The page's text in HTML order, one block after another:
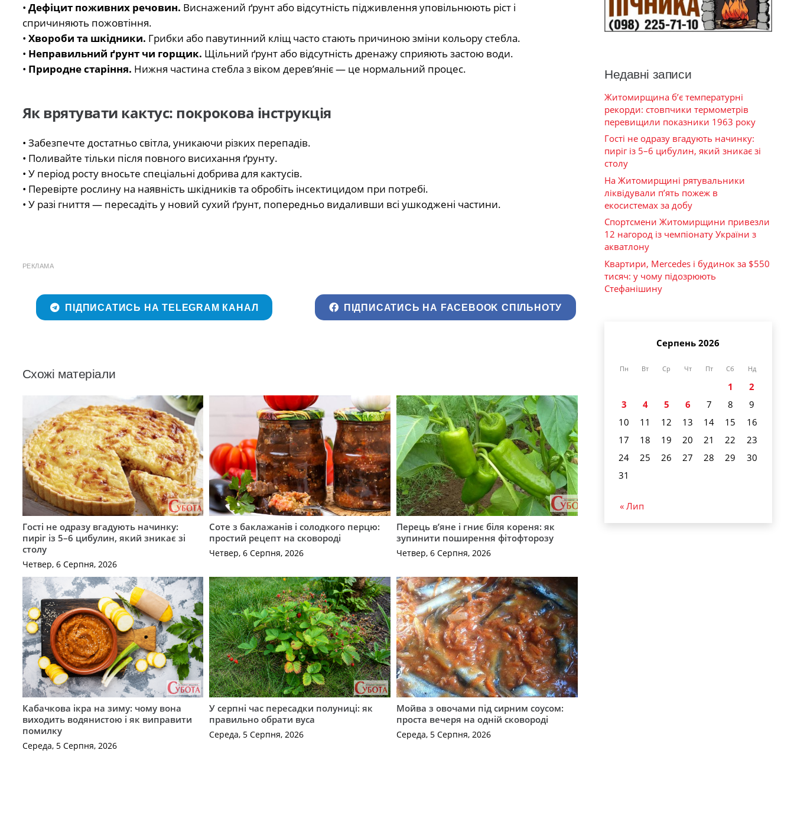
• Дефіцит поживних речовин. Виснажений ґрунт або відсутність підживлення уповільнюють ріст і
спричиняють пожовтіння.
• Хвороби та шкідники. Грибки або павутинний кліщ часто стають причиною зміни кольору стебла.
• Неправильний ґрунт чи горщик. Щільний ґрунт або відсутність дренажу сприяють застою води.
• Природне старіння. Нижня частина стебла з віком дерев’яніє — це нормальний процес.
Як врятувати кактус: покрокова інструкція
• Забезпечте достатньо світла, уникаючи різких перепадів.
• Поливайте тільки після повного висихання ґрунту.
• У період росту вносьте спеціальні добрива для кактусів.
• Перевірте рослину на наявність шкідників та обробіть інсектицидом при потребі.
• У разі гниття — пересадіть у новий сухий ґрунт, попередньо видаливши всі ушкоджені частини.
РЕКЛАМА
ПІДПИСАТИСЬ НА TELEGRAM КАНАЛ ПІДПИСАТИСЬ НА FACEBOOK СПІЛЬНОТУ
Схожі матеріали
Гості не одразу вгадують начинку:
пиріг із 5–6 цибулин, який зникає зі
столу
Четвер, 6 Серпня, 2026
Соте з баклажанів і солодкого перцю:
простий рецепт на сковороді
Четвер, 6 Серпня, 2026
Перець в’яне і гниє біля кореня: як
зупинити поширення фітофторозу
Четвер, 6 Серпня, 2026
Кабачкова ікра на зиму: чому вона
виходить водянистою і як виправити
помилку
Середа, 5 Серпня, 2026
У серпні час пересадки полуниці: як
правильно обрати вуса
Середа, 5 Серпня, 2026
Мойва з овочами під сирним соусом:
проста вечеря на одній сковороді
Середа, 5 Серпня, 2026
Недавні записи
Житомирщина б’є температурні
рекорди: стовпчики термометрів
перевищили показники 1963 року
Гості не одразу вгадують начинку:
пиріг із 5–6 цибулин, який зникає зі
столу
На Житомирщині рятувальники
ліквідували п’ять пожеж в
екосистемах за добу
Спортсмени Житомирщини привезли
12 нагород із чемпіонату України з
акватлону
Квартири, Mercedes і будинок за $550
тисяч: у чому підозрюють
Стефанішину
Серпень 2026
Пн Вт Ср Чт Пт Сб Нд
1
2
3
4 5 6 7 8
9
10
11 12 13 14 15
16
17
18 19 20 21 22
23
24
25 26 27 28 29
30
31
« Лип